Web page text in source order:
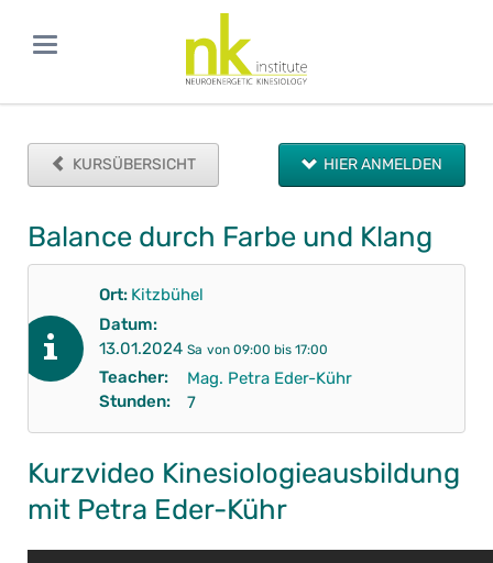
KURSÜBERSICHT HIER ANMELDEN
Balance durch Farbe und Klang
Ort: Kitzbühel
Datum:
13.01.2024 Sa von 09:00 bis 17:00
Teacher:
Mag. Petra Eder-Kühr
Stunden:
7
Kurzvideo Kinesiologieausbildung
mit Petra Eder-Kühr